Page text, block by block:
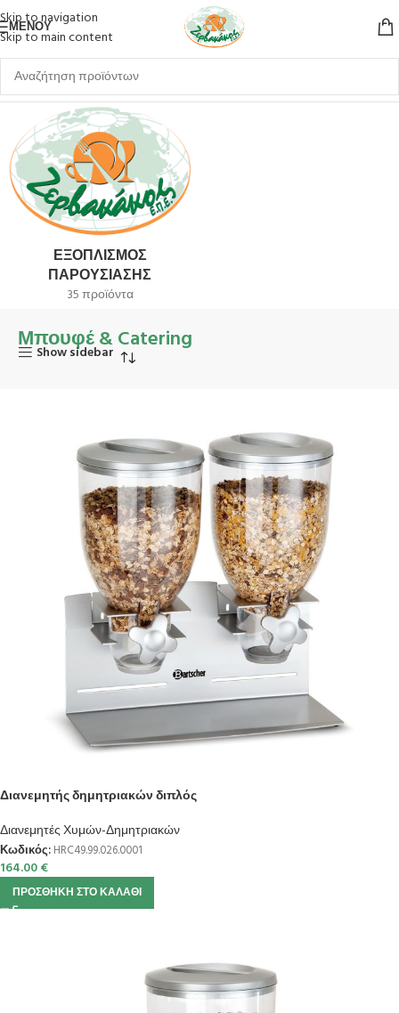
Skip to navigation
Skip to main content
ΜΕΝΟΎ
Αρχική σελίδα Μπουφέ & Catering
ΕΞΟΠΛΙΣΜΌΣ
ΠΑΡΟΥΣΊΑΣΗΣ
35 προϊόντα
Μπουφέ & Catering
Show sidebar
Διανεμητής δημητριακών διπλός
Διανεμητές Χυμών-Δημητριακών
Κωδικός: HRC49.99.026.0001
164.00€
ΠΡΟΣΘΉΚΗ ΣΤΟ ΚΑΛΆΘΙ